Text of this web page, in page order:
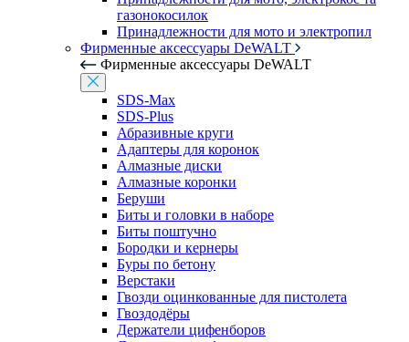
газонокосилок
Принадлежности для мото и электропил
Фирменные аксессуары DeWALT
Фирменные аксессуары DeWALT
SDS-Max
SDS-Plus
Абразивные круги
Адаптеры для коронок
Алмазные диски
Алмазные коронки
Беруши
Биты и головки в наборе
Биты поштучно
Бородки и кернеры
Буры по бетону
Верстаки
Гвозди оцинкованные для пистолета
Гвоздодёры
Держатели цифенборов